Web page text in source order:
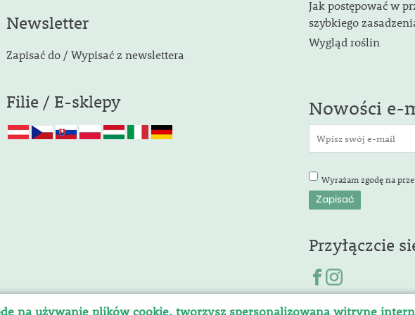
Newsletter
Zapisać do / Wypisać z newslettera
Filie / E-sklepy
Jak postępować w
szybkiego
Wygląd roślin
Nowości e-
Wyrażam zgodę na
Przyłączcie
na używanie plików cookie, tworzysz spersonalizowaną witrynę